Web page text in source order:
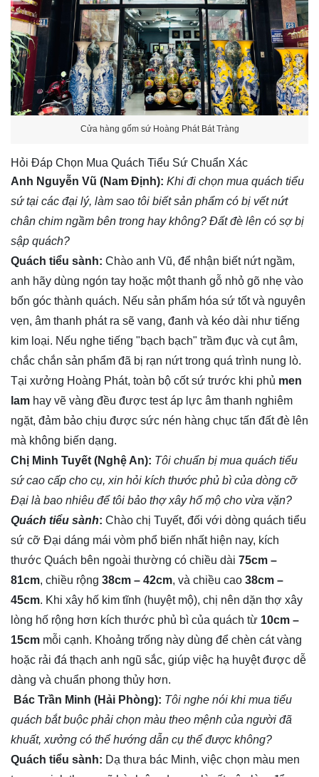
Cửa hàng gốm sứ Hoàng Phát Bát Tràng
Hỏi Đáp Chọn Mua Quách Tiểu Sứ Chuẩn Xác
Anh Nguyễn Vũ (Nam Định): Khi đi chọn mua quách tiểu
sứ tại các đại lý, làm sao tôi biết sản phẩm có bị vết nứt
chân chim ngầm bên trong hay không? Đất đè lên có sợ bị
sập quách?
Quách tiểu sành: Chào anh Vũ, để nhận biết nứt ngầm,
anh hãy dùng ngón tay hoặc một thanh gỗ nhỏ gõ nhẹ vào
bốn góc thành quách. Nếu sản phẩm hóa sứ tốt và nguyên
vẹn, âm thanh phát ra sẽ vang, đanh và kéo dài như tiếng
kim loại. Nếu nghe tiếng "bạch bạch" trầm đục và cụt âm,
chắc chắn sản phẩm đã bị rạn nứt trong quá trình nung lò.
Tại xưởng Hoàng Phát, toàn bộ cốt sứ trước khi phủ men
lam hay vẽ vàng đều được test áp lực âm thanh nghiêm
ngặt, đảm bảo chịu được sức nén hàng chục tấn đất đè lên
mà không biến dạng.
Chị Minh Tuyết (Nghệ An): Tôi chuẩn bị mua quách tiểu
sứ cao cấp cho cụ, xin hỏi kích thước phủ bì của dòng cỡ
Đại là bao nhiêu để tôi bảo thợ xây hố mộ cho vừa vặn?
Quách tiểu sành: Chào chị Tuyết, đối với dòng quách tiểu
sứ cỡ Đại dáng mái vòm phổ biến nhất hiện nay, kích
thước Quách bên ngoài thường có chiều dài 75cm –
81cm, chiều rộng 38cm – 42cm, và chiều cao 38cm –
45cm. Khi xây hố kim tĩnh (huyệt mộ), chị nên dặn thợ xây
lòng hố rộng hơn kích thước phủ bì của quách từ 10cm –
15cm mỗi cạnh. Khoảng trống này dùng để chèn cát vàng
hoặc rải đá thạch anh ngũ sắc, giúp việc hạ huyệt được dễ
dàng và chuẩn phong thủy hơn.
Bác Trần Minh (Hải Phòng): Tôi nghe nói khi mua tiểu
quách bắt buộc phải chọn màu theo mệnh của người đã
khuất, xưởng có thể hướng dẫn cụ thể được không?
Quách tiểu sành: Dạ thưa bác Minh, việc chọn màu men